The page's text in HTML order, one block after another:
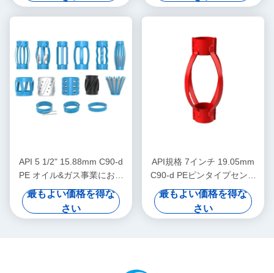
変位制限用）
API 5 1/2" 15.88mm C90-d
PE オイル&ガス事業におけ
る石油場集中機
最もよい価格を得な
さい
API規格 7インチ 19.05mm
C90-d PEピンタイプセンタ
ライザー（石油・ガス掘削に
おけるケーシングセンタライ
ザーの変位抑制用）
最もよい価格を得な
さい